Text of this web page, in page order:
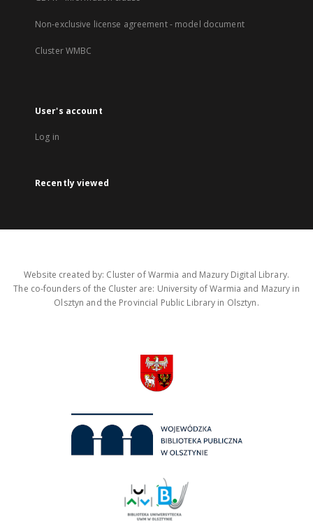
Non-exclusive license agreement - model document
Cluster WMBC
User's account
Log in
Recently viewed
Website created by: Cluster of Warmia and Mazury Digital Library.
The co-founders of the Cluster are: University of Warmia and Mazury in
Olsztyn and the Provincial Public Library in Olsztyn.